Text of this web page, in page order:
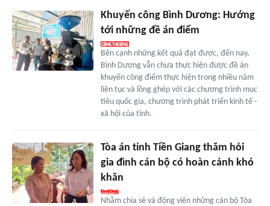
Khuyến công Bình Dương: Hướng
tới những đề án điểm
Bên cạnh những kết quả đạt được, đến nay,
Bình Dương vẫn chưa thực hiện được đề án
khuyến công điểm thực hiện trong nhiều năm
liên tục và lồng ghép với các chương trình mục
tiêu quốc gia, chương trình phát triển kinh tế -
xã hội của tỉnh.
Tòa án tỉnh Tiền Giang thăm hỏi
gia đình cán bộ có hoàn cảnh khó
khăn
Nhằm chia sẻ và động viên những cán bộ Tòa